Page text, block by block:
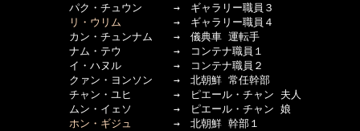
パク・チュウン　　　→　ギャラリー職員３
リ・ウリム →　ギャラリー職員４
カン・チュンナム　　→　儀典車 運転手
ナム・テウ　　　　　→　コンテナ職員１
イ・ハヌル　　　　　→　コンテナ職員２
クァン・ヨンソン　　→　北朝鮮 常任幹部
チャン・ユヒ　　　　→　ピエール・チャン 夫人
ムン・イェソ　　　　→　ピエール・チャン 娘
ホン・ギジュ
→　北朝鮮 幹部１